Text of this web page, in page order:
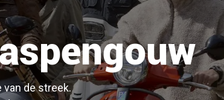
van de streek.